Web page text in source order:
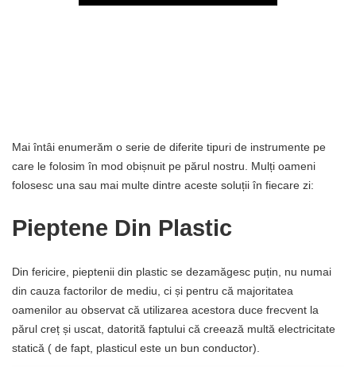
Mai întâi enumerăm o serie de diferite tipuri de instrumente pe
care le folosim în mod obișnuit pe părul nostru. Mulți oameni
folosesc una sau mai multe dintre aceste soluții în fiecare zi:
Pieptene Din Plastic
Din fericire, pieptenii din plastic se dezamăgesc puțin, nu numai
din cauza factorilor de mediu, ci și pentru că majoritatea
oamenilor au observat că utilizarea acestora duce frecvent la
părul creț și uscat, datorită faptului că creează multă electricitate
statică ( de fapt, plasticul este un bun conductor).